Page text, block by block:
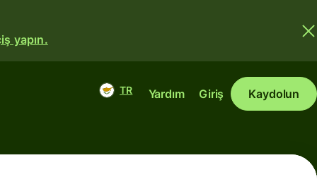
yapın.
TR Yardım Giriş Kaydolun